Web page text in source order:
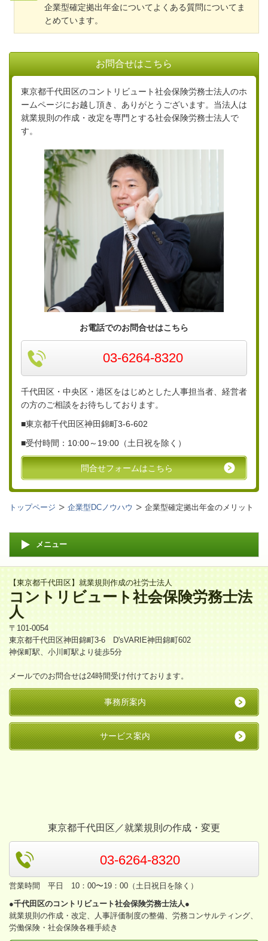
企業型確定拠出年金についてよくある質問についてま
とめています。
お問合せはこちら
東京都千代田区のコントリビュート社会保険労務士法人のホ
ームページにお越し頂き、ありがとうございます。当法人は
就業規則の作成・改定を専門とする社会保険労務士法人で
す。
お電話でのお問合せはこちら
03-6264-8320
千代田区・中央区・港区をはじめとした人事担当者、経営者
の方のご相談をお待ちしております。
■東京都千代田区神田錦町3-6-602
■受付時間：10:00～19:00（土日祝を除く）
問合せフォームはこちら
トップページ 企業型DCノウハウ 企業型確定拠出年金のメリット
メニュー
【東京都千代田区】就業規則作成の社労士法人
コントリビュート社会保険労務士法
人
〒101-0054
東京都千代田区神田錦町3-6 D'sVARIE神田錦町602
神保町駅、小川町駅より徒歩5分
メールでのお問合せは24時間受け付けております。
事務所案内
サービス案内
東京都千代田区／就業規則の作成・変更
03-6264-8320
営業時間 平日 10：00〜19：00（土日祝日を除く）
●千代田区のコントリビュート社会保険労務士法人●
就業規則の作成・改定、人事評価制度の整備、労務コンサルティング、
労働保険・社会保険各種手続き